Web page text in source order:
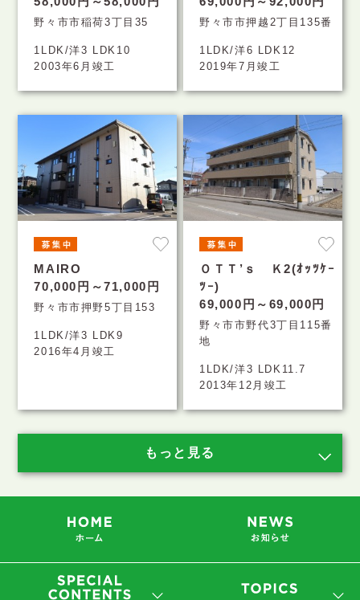
野々市市稲荷3丁目35
1LDK/洋3 LDK10
2003年6月竣工
野々市市押越2丁目135番
1LDK/洋6 LDK12
2019年7月竣工
MAIRO
70,000円～71,000円
野々市市押野5丁目153
1LDK/洋3 LDK9
2016年4月竣工
ＯＴＴ’ｓ Ｋ2(ｵｯﾂｹｰ
ﾂｰ)
69,000円～69,000円
野々市市野代3丁目115番
地
1LDK/洋3 LDK11.7
2013年12月竣工